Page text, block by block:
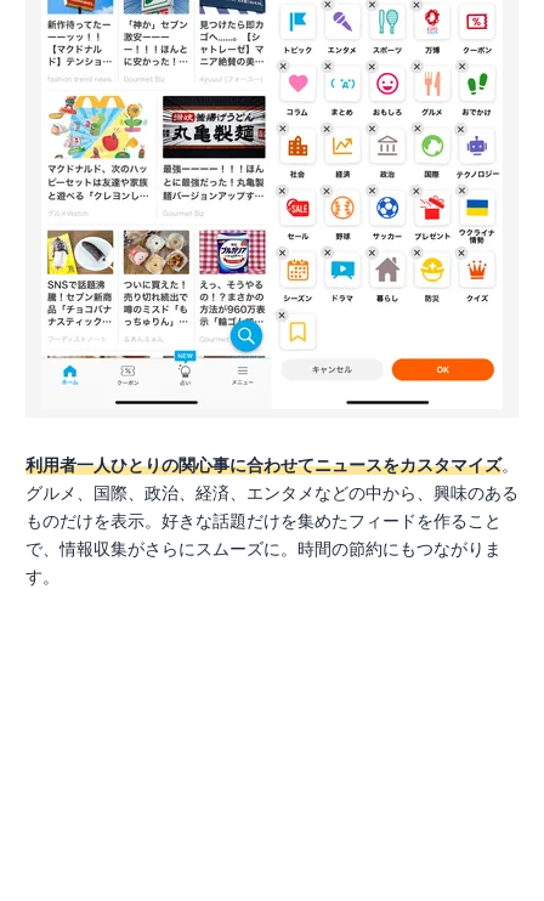
利用者一人ひとりの関心事に合わせてニュースをカスタマイズ。
グルメ、国際、政治、経済、エンタメなどの中から、興味のある
ものだけを表示。好きな話題だけを集めたフィードを作ること
で、情報収集がさらにスムーズに。時間の節約にもつながりま
す。